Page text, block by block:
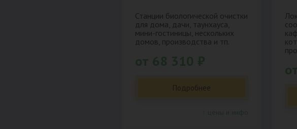
Станции биологической очистки
для дома, дачи, таунхауса,
мини-гостиницы, нескольких
домов, производства и тп.
Подробнее